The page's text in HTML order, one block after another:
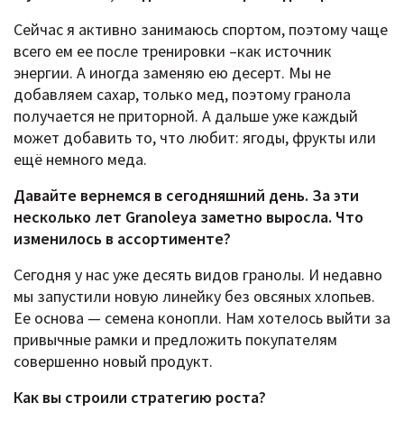
Сейчас я активно занимаюсь спортом, поэтому чаще
всего ем ее после тренировки –как источник
энергии. А иногда заменяю ею десерт. Мы не
добавляем сахар, только мед, поэтому гранола
получается не приторной. А дальше уже каждый
может добавить то, что любит: ягоды, фрукты или
ещё немного меда.
Давайте вернемся в сегодняшний день. За эти
несколько лет Granoleya заметно выросла. Что
изменилось в ассортименте?
Сегодня у нас уже десять видов гранолы. И недавно
мы запустили новую линейку без овсяных хлопьев.
Ее основа — семена конопли. Нам хотелось выйти за
привычные рамки и предложить покупателям
совершенно новый продукт.
Как вы строили стратегию роста?